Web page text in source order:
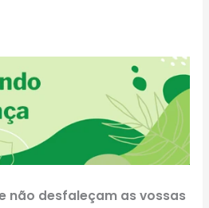
não desfaleçam as vossas